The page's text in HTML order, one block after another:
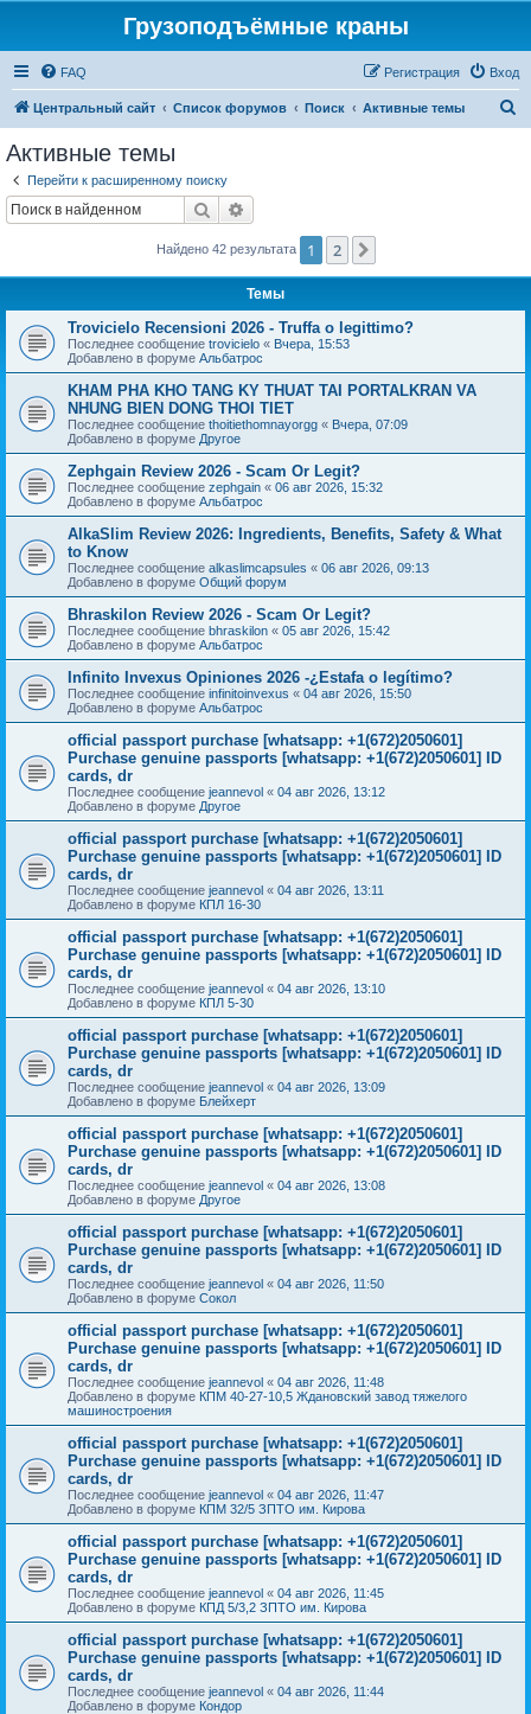
Грузоподъёмные краны
FAQ Вход
Регистрация
Центральный сайт Список форумов Поиск Активные темы
Активные темы
Перейти к расширенному поиску
Поиск
Найдено 42 результата 1 2
Темы
Trovicielo Recensioni 2026 - Truffa o legittimo?
Последнее сообщение trovicielo « Вчера, 15:53
Добавлено в форуме Альбатрос
KHAM PHA KHO TANG KY THUAT TAI PORTALKRAN VA
NHUNG BIEN DONG THOI TIET
Последнее сообщение thoitiethomnayorgg « Вчера, 07:09
Добавлено в форуме Другое
Zephgain Review 2026 - Scam Or Legit?
Последнее сообщение zephgain « 06 авг 2026, 15:32
Добавлено в форуме Альбатрос
AlkaSlim Review 2026: Ingredients, Benefits, Safety & What
to Know
Последнее сообщение alkaslimcapsules « 06 авг 2026, 09:13
Добавлено в форуме Общий форум
Bhraskilon Review 2026 - Scam Or Legit?
Последнее сообщение bhraskilon « 05 авг 2026, 15:42
Добавлено в форуме Альбатрос
Infinito Invexus Opiniones 2026 -¿Estafa o legítimo?
Последнее сообщение infinitoinvexus « 04 авг 2026, 15:50
Добавлено в форуме Альбатрос
official passport purchase [whatsapp: +1(672)2050601]
Purchase genuine passports [whatsapp: +1(672)2050601] ID
cards, dr
Последнее сообщение jeannevol « 04 авг 2026, 13:12
Добавлено в форуме Другое
official passport purchase [whatsapp: +1(672)2050601]
Purchase genuine passports [whatsapp: +1(672)2050601] ID
cards, dr
Последнее сообщение jeannevol « 04 авг 2026, 13:11
Добавлено в форуме КПЛ 16-30
official passport purchase [whatsapp: +1(672)2050601]
Purchase genuine passports [whatsapp: +1(672)2050601] ID
cards, dr
Последнее сообщение jeannevol « 04 авг 2026, 13:10
Добавлено в форуме КПЛ 5-30
official passport purchase [whatsapp: +1(672)2050601]
Purchase genuine passports [whatsapp: +1(672)2050601] ID
cards, dr
Последнее сообщение jeannevol « 04 авг 2026, 13:09
Добавлено в форуме Блейхерт
official passport purchase [whatsapp: +1(672)2050601]
Purchase genuine passports [whatsapp: +1(672)2050601] ID
cards, dr
Последнее сообщение jeannevol « 04 авг 2026, 13:08
Добавлено в форуме Другое
official passport purchase [whatsapp: +1(672)2050601]
Purchase genuine passports [whatsapp: +1(672)2050601] ID
cards, dr
Последнее сообщение jeannevol « 04 авг 2026, 11:50
Добавлено в форуме Сокол
official passport purchase [whatsapp: +1(672)2050601]
Purchase genuine passports [whatsapp: +1(672)2050601] ID
cards, dr
Последнее сообщение jeannevol « 04 авг 2026, 11:48
Добавлено в форуме КПМ 40-27-10,5 Ждановский завод тяжелого
машиностроения
official passport purchase [whatsapp: +1(672)2050601]
Purchase genuine passports [whatsapp: +1(672)2050601] ID
cards, dr
Последнее сообщение jeannevol « 04 авг 2026, 11:47
Добавлено в форуме КПМ 32/5 ЗПТО им. Кирова
official passport purchase [whatsapp: +1(672)2050601]
Purchase genuine passports [whatsapp: +1(672)2050601] ID
cards, dr
Последнее сообщение jeannevol « 04 авг 2026, 11:45
Добавлено в форуме КПД 5/3,2 ЗПТО им. Кирова
official passport purchase [whatsapp: +1(672)2050601]
Purchase genuine passports [whatsapp: +1(672)2050601] ID
cards, dr
Последнее сообщение jeannevol « 04 авг 2026, 11:44
Добавлено в форуме Кондор